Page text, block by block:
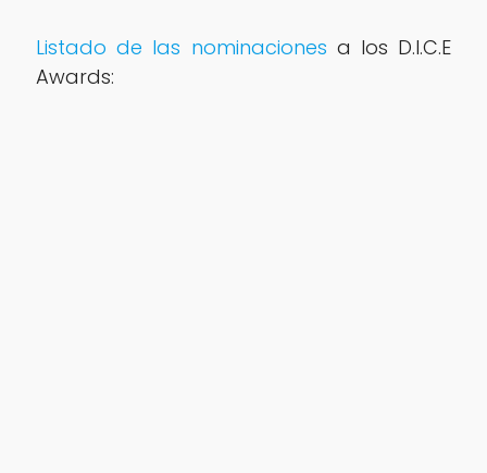
Listado de las nominaciones a los D.I.C.E
Awards: